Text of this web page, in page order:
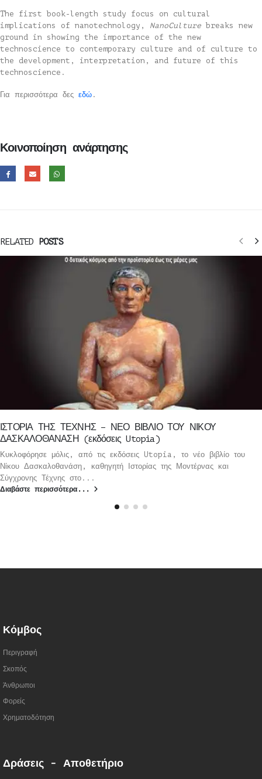
The first book-length study focus on cultural
implications of nanotechnology, NanoCulture breaks new
ground in showing the importance of the new
technoscience to contemporary culture and of culture to
the development, interpretation, and future of this
technoscience.
Για περισσότερα δες εδώ .
Κοινοποίηση ανάρτησης
RELATED POSTS
ΙΣΤΟΡΙΑ ΤΗΣ ΤΕΧΝΗΣ – ΝΕΟ ΒΙΒΛΙΟ ΤΟΥ ΝΙΚΟΥ
ΔΑΣΚΑΛΟΘΑΝΑΣΗ (εκδόσεις Utopia)
Κυκλοφόρησε μόλις, από τις εκδόσεις Utopia, το νέο βιβλίο του
Νίκου Δασκαλοθανάση, καθηγητή Ιστορίας της Μοντέρνας και
Σύγχρονης Τέχνης στο...
Διαβάστε περισσότερα...
Κόμβος
Περιγραφή
Σκοπός
Άνθρωποι
Φορείς
Χρηματοδότηση
Δράσεις - Αποθετήριο